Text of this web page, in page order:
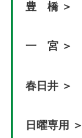
豊 橋 ＞
一 宮 ＞
春日井 ＞
日曜専用 ＞